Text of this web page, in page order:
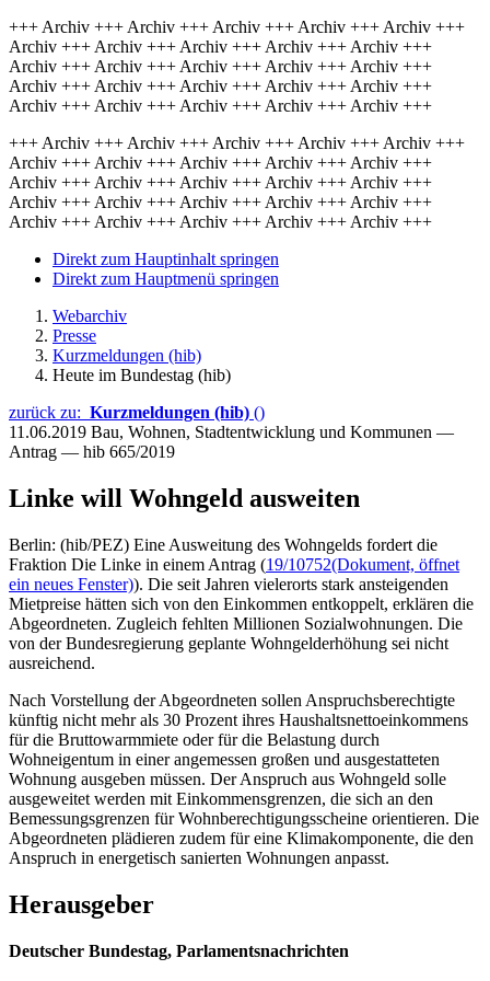
+++ Archiv +++ Archiv +++ Archiv +++ Archiv +++ Archiv +++
Archiv +++ Archiv +++ Archiv +++ Archiv +++ Archiv +++
Archiv +++ Archiv +++ Archiv +++ Archiv +++ Archiv +++
Archiv +++ Archiv +++ Archiv +++ Archiv +++ Archiv +++
Archiv +++ Archiv +++ Archiv +++ Archiv +++ Archiv +++
+++ Archiv +++ Archiv +++ Archiv +++ Archiv +++ Archiv +++
Archiv +++ Archiv +++ Archiv +++ Archiv +++ Archiv +++
Archiv +++ Archiv +++ Archiv +++ Archiv +++ Archiv +++
Archiv +++ Archiv +++ Archiv +++ Archiv +++ Archiv +++
Archiv +++ Archiv +++ Archiv +++ Archiv +++ Archiv +++
Direkt zum Hauptinhalt springen
Direkt zum Hauptmenü springen
Webarchiv
Presse
Kurzmeldungen (hib)
Heute im Bundestag (hib)
zurück zu: Kurzmeldungen (hib) ()
11.06.2019 Bau, Wohnen, Stadtentwicklung und Kommunen —
Antrag — hib 665/2019
Linke will Wohngeld ausweiten
Berlin: (hib/PEZ) Eine Ausweitung des Wohngelds fordert die
Fraktion Die Linke in einem Antrag (19/10752(Dokument, öffnet
ein neues Fenster)). Die seit Jahren vielerorts stark ansteigenden
Mietpreise hätten sich von den Einkommen entkoppelt, erklären die
Abgeordneten. Zugleich fehlten Millionen Sozialwohnungen. Die
von der Bundesregierung geplante Wohngelderhöhung sei nicht
ausreichend.
Nach Vorstellung der Abgeordneten sollen Anspruchsberechtigte
künftig nicht mehr als 30 Prozent ihres Haushaltsnettoeinkommens
für die Bruttowarmmiete oder für die Belastung durch
Wohneigentum in einer angemessen großen und ausgestatteten
Wohnung ausgeben müssen. Der Anspruch aus Wohngeld solle
ausgeweitet werden mit Einkommensgrenzen, die sich an den
Bemessungsgrenzen für Wohnberechtigungsscheine orientieren. Die
Abgeordneten plädieren zudem für eine Klimakomponente, die den
Anspruch in energetisch sanierten Wohnungen anpasst.
Herausgeber
Deutscher Bundestag, Parlamentsnachrichten